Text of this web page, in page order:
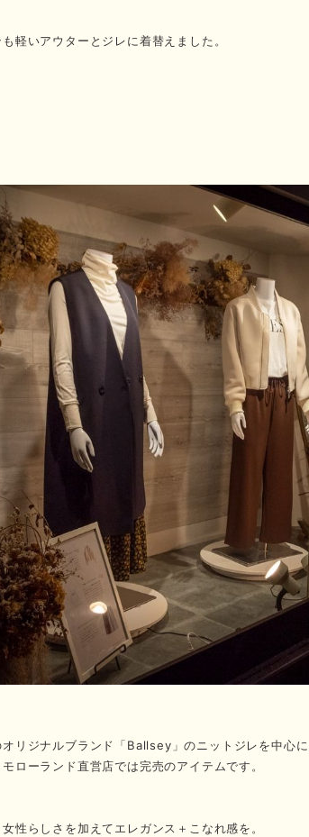
軽いアウターとジレに着替えました。
リジナルブランド「Ballsey」のニットジレを中心
ローランド直営店では完売のアイテムです。
性らしさを加えてエレガンス＋こなれ感を。